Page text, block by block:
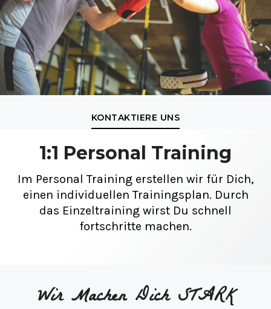
KONTAKTIERE UNS
1:1 Personal Training
Im Personal Training erstellen wir für Dich,
einen individuellen Trainingsplan. Durch
das Einzeltraining wirst Du schnell
fortschritte machen.
Wir Machen Dich STARK